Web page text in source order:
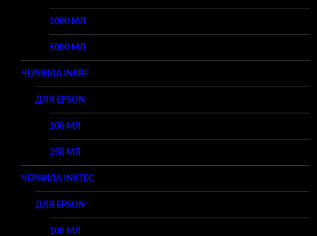
1000 МЛ
5000 МЛ
ЧЕРНИЛА INKRF
ДЛЯ EPSON
100 МЛ
250 МЛ
ЧЕРНИЛА INKTEC
ДЛЯ EPSON
100 МЛ